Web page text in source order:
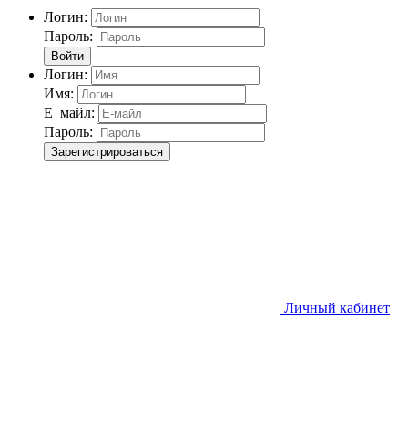
Логин:
Пароль:
Войти
Логин:
Имя:
Е_майл:
Пароль:
Зарегистрироваться
Личный кабинет